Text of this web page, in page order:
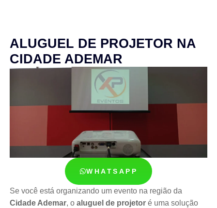
ALUGUEL DE PROJETOR NA
CIDADE ADEMAR
WHATSAPP
Se você está organizando um evento na região da
Cidade Ademar, o aluguel de projetor é uma solução